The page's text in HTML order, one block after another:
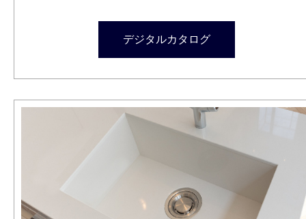
デジタルカタログ